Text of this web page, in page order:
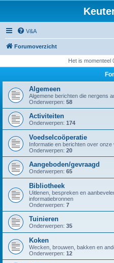
V&A
Forumoverzicht
Het is momenteel
Algemeen
Algemene berichten die nergens
Onderwerpen: 58
Activiteiten
Onderwerpen: 174
Voedselcoöperatie
Informatie en berichten over
Onderwerpen: 20
Aangeboden/gevraagd
Onderwerpen: 65
Bibliotheek
Uitlenen, bespreken en
informatiebronnen
Onderwerpen: 7
Tuinieren
Onderwerpen: 35
Koken
Wecken, brouwen, bakken en
Onderwerpen: 12